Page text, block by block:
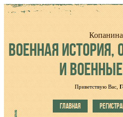
ВОЕННАЯИСТОРИЯ,
И
Приветствую Вас,
ГЛАВНАЯ